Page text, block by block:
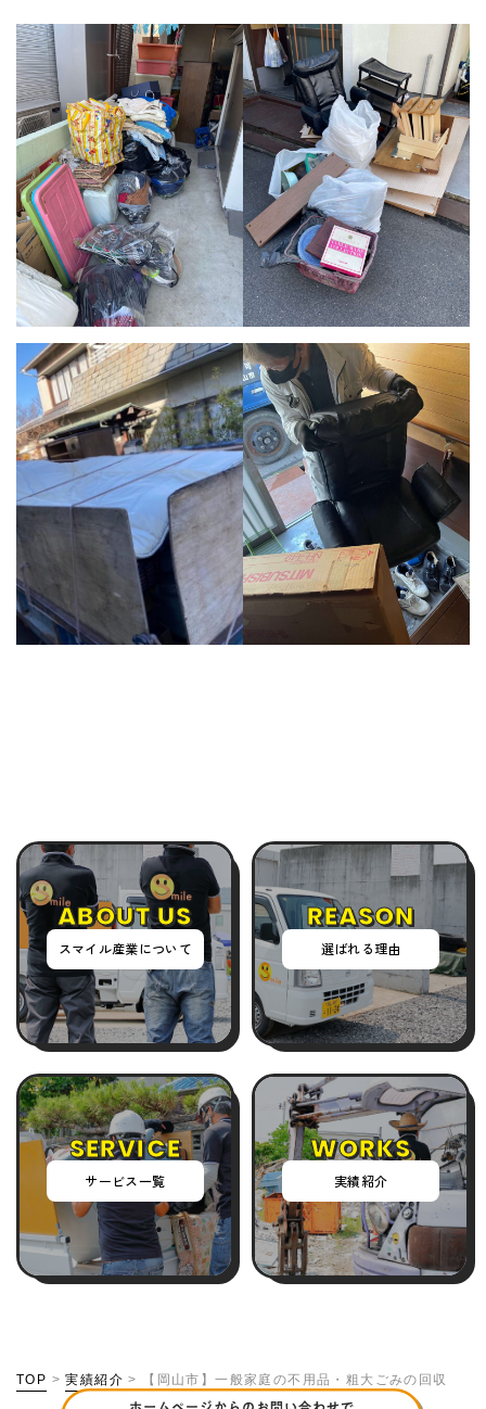
ABOUT US
スマイル産業について
REASON
選ばれる理由
SERVICE
サービス一覧
WORKS
実績紹介
TOP >実績紹介 > 【岡山市】一般家庭の不用品・粗大ごみの回収